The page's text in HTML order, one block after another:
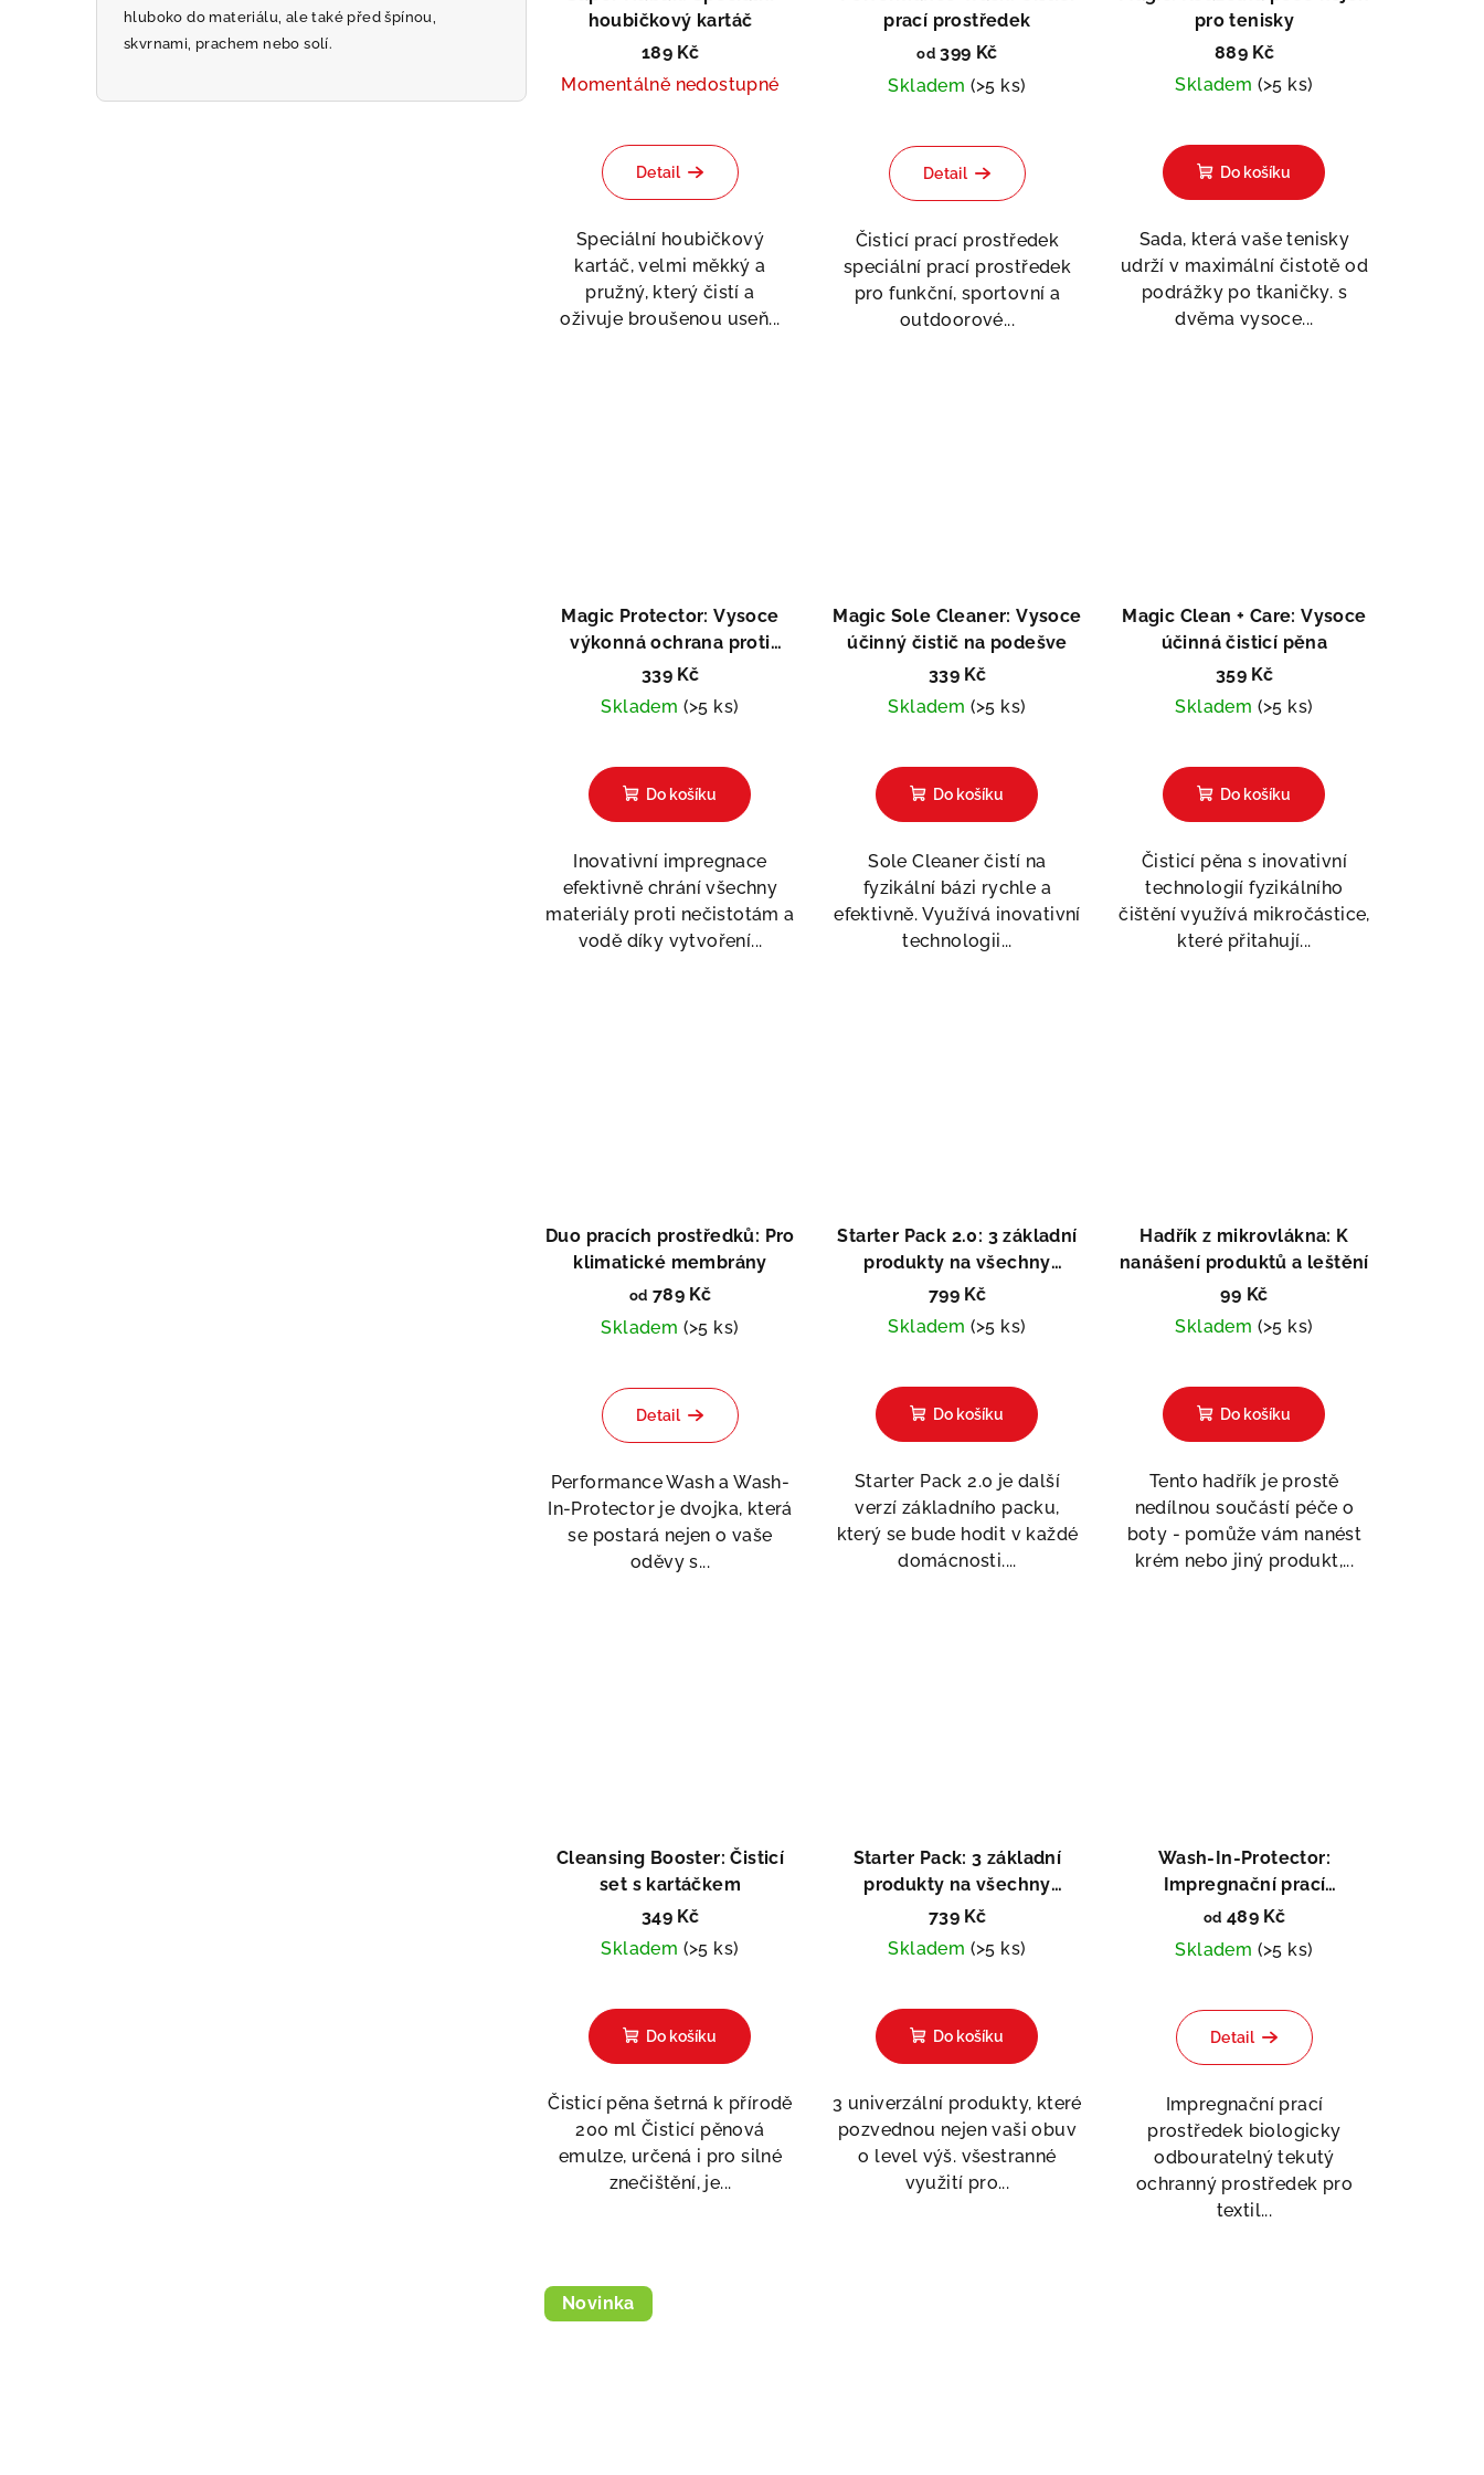
hluboko do materiálu, ale také před špínou,
skvrnami, prachem nebo solí.
d
k
o
houbičkový kartáč
189 Kč
Momentálně nedostupné
Detail
Speciální houbičkový
kartáč, velmi měkký a
pružný, který čistí a
oživuje broušenou useň...
prací prostředek
od399 Kč
Skladem (>5 ks)
Detail
Čisticí prací prostředek
speciální prací prostředek
pro funkční, sportovní a
outdoorové...
pro tenisky
889 Kč
Skladem (>5 ks)
Do košíku
Sada, která vaše tenisky
udrží v maximální čistotě od
podrážky po tkaničky. s
dvěma vysoce...
Magic Protector: Vysoce
výkonná ochrana proti
vlhkosti a špíně
339 Kč
Skladem (>5 ks)
Do košíku
Inovativní impregnace
efektivně chrání všechny
materiály proti nečistotám a
vodě díky vytvoření...
Magic Sole Cleaner: Vysoce
účinný čistič na podešve
339 Kč
Skladem (>5 ks)
hodnocení
produktu
je
z
5
hvězdiček.
Do košíku
Sole Cleaner čistí na
fyzikální bázi rychle a
efektivně. Využívá inovativní
technologii...
Magic Clean + Care: Vysoce
účinná čisticí pěna
359 Kč
Skladem (>5 ks)
hodnocení
produktu
je
5,0
z
5
hvězdiček.
Do košíku
Čisticí pěna s inovativní
technologií fyzikálního
čištění využívá mikročástice,
které přitahují...
Duo pracích prostředků: Pro
klimatické membrány
od 789 Kč
Skladem (>5 ks)
Detail
Performance Wash a Wash-
In-Protector je dvojka, která
se postará nejen o vaše
oděvy s...
Starter Pack 2.0: 3 základní
produkty na všechny
materiály
799 Kč
Skladem (>5 ks)
Do košíku
Starter Pack 2.0 je další
verzí základního packu,
který se bude hodit v každé
domácnosti....
Hadřík z mikrovlákna: K
nanášení produktů a leštění
99 Kč
Skladem (>5 ks)
Do košíku
Tento hadřík je prostě
nedílnou součástí péče o
boty - pomůže vám nanést
krém nebo jiný produkt,...
Cleansing Booster: Čisticí
set s kartáčkem
349 Kč
Skladem (>5 ks)
Do košíku
Čisticí pěna šetrná k přírodě
200 ml Čisticí pěnová
emulze, určená i pro silné
znečištění, je...
Starter Pack: 3 základní
produkty na všechny
materiály
739 Kč
Skladem (>5 ks)
Do košíku
3 univerzální produkty, které
pozvednou nejen vaši obuv
o level výš. všestranné
využití pro...
Wash-In-Protector:
Impregnační prací
prostředek
od 489 Kč
Skladem (>5 ks)
hodnocení
produktu
je
4,0
z
5
hvězdiček.
Detail
Impregnační prací
prostředek biologicky
odbouratelný tekutý
ochranný prostředek pro
textil...
Novinka
Asistent Pedag